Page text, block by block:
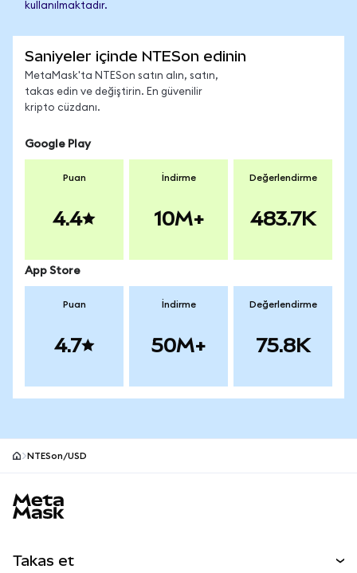
kullanılmaktadır.
Saniyeler içinde NTESon edinin
MetaMask'ta NTESon satın alın, satın,
takas edin ve değiştirin. En güvenilir
kripto cüzdanı.
Google Play
Puan
4.4
İndirme
10M+
Değerlendirme
483.7K
App Store
Puan
4.7
İndirme
50M+
Değerlendirme
75.8K
NTESon/USD
Takas et